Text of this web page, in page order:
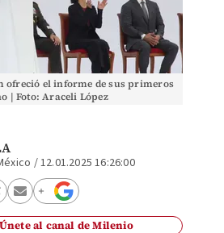
ofreció el informe de sus primeros
| Foto: Araceli López
/12.01.2025 16:26:00
Únete al canal de Milenio